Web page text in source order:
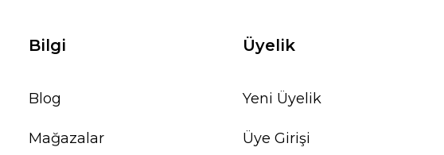
Bilgi
Blog
Mağazalar
Üyelik
Yeni Üyelik
Üye Girişi